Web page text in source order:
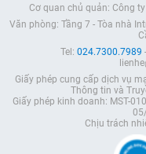
Cơ quan chủ quản: Công
Văn phòng: Tầng 7 - Tòa nhà
Tel: 024.7300.7989
Giấy phép cung cấp dịch vụ
Thông tin và
Giấy phép kinh doanh: MST-
Chịu trách